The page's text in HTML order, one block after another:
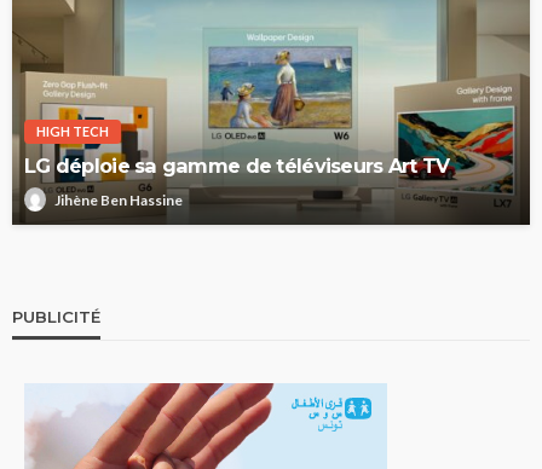
HIGH TECH
LG déploie sa gamme de téléviseurs Art TV
Jihène Ben Hassine
PUBLICITÉ